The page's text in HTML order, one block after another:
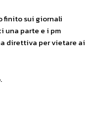
finito sui giornali
una parte e i pm
direttiva per vietare ai